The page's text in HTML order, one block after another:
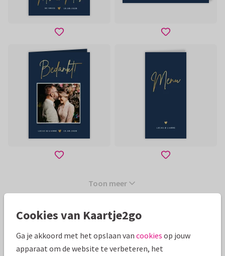
Toon meer
Mooie extra's bij je kaart
Cookies van Kaartje2go
Ga je akkoord met het opslaan van cookies op jouw
apparaat om de website te verbeteren, het